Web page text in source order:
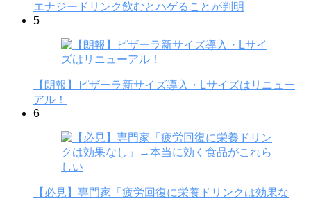
エナジードリンク飲むとハゲることが判明
5
【朗報】ピザーラ新サイズ導入・Lサイズはリニュー
アル！
6
【必見】専門家「疲労回復に栄養ドリンクは効果な